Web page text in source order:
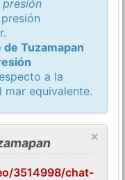
presión
Tuzamapan
a la
equivalente.
×
3514998/chat-